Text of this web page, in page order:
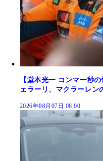
【堂本光一 コンマ一秒
ェラーリ、マクラーレン
2026年08月07日 08:00